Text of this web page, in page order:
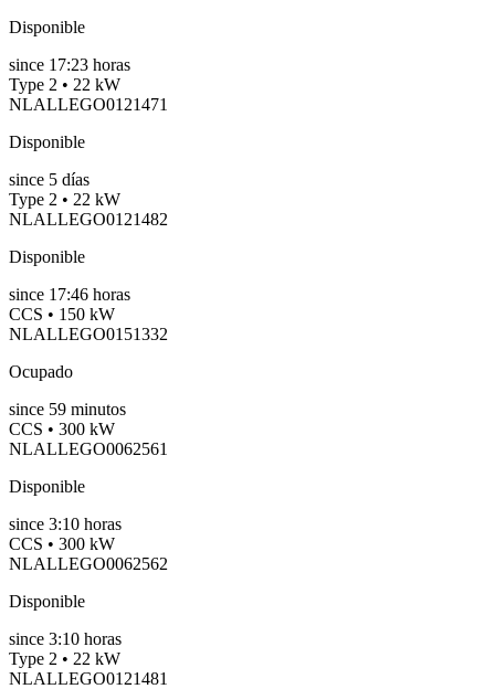
Disponible
since 17:23 horas
Type 2 • 22 kW
NLALLEGO0121471
Disponible
since 5 días
Type 2 • 22 kW
NLALLEGO0121482
Disponible
since 17:46 horas
CCS • 150 kW
NLALLEGO0151332
Ocupado
since 59 minutos
CCS • 300 kW
NLALLEGO0062561
Disponible
since 3:10 horas
CCS • 300 kW
NLALLEGO0062562
Disponible
since 3:10 horas
Type 2 • 22 kW
NLALLEGO0121481